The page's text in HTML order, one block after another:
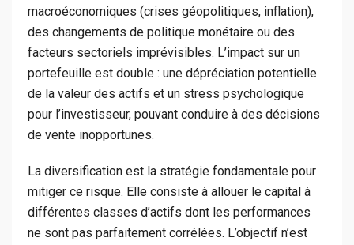
macroéconomiques (crises géopolitiques, inflation),
des changements de politique monétaire ou des
facteurs sectoriels imprévisibles. L’impact sur un
portefeuille est double : une dépréciation potentielle
de la valeur des actifs et un stress psychologique
pour l’investisseur, pouvant conduire à des décisions
de vente inopportunes.
La diversification est la stratégie fondamentale pour
mitiger ce risque. Elle consiste à allouer le capital à
différentes classes d’actifs dont les performances
ne sont pas parfaitement corrélées. L’objectif n’est